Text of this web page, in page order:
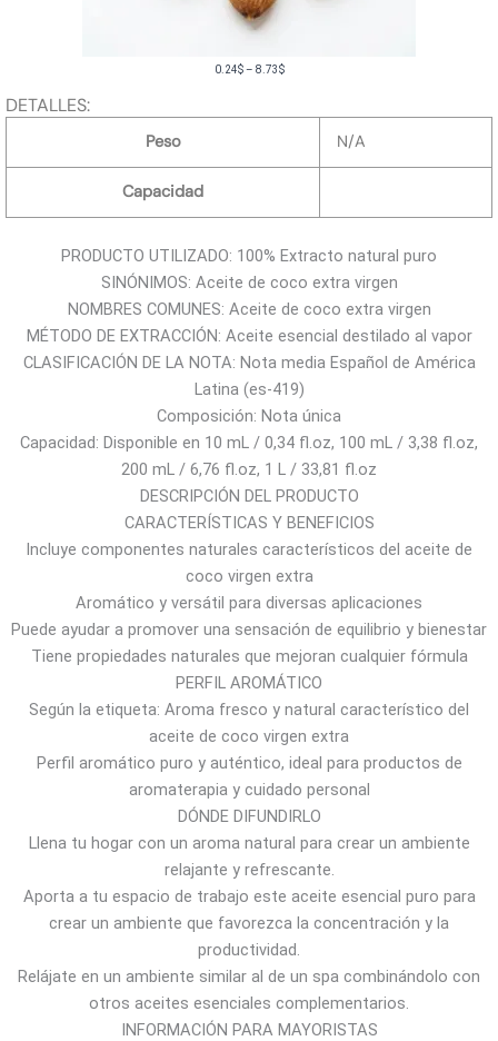
0.24$ – 8.73$R
n
p
r
e
c
i
o
s
:
e
0
.
2
4
$
a
8
.
7
3
$
DETALLES:
Peso N/A
Capacidad
PRODUCTO UTILIZADO: 100% Extracto natural puro
SINÓNIMOS: Aceite de coco extra virgen
NOMBRES COMUNES: Aceite de coco extra virgen
MÉTODO DE EXTRACCIÓN: Aceite esencial destilado al vapor
CLASIFICACIÓN DE LA NOTA: Nota media Español de América
Latina (es-419)
Composición: Nota única
Capacidad: Disponible en 10 mL / 0,34 fl.oz, 100 mL / 3,38 fl.oz,
200 mL / 6,76 fl.oz, 1 L / 33,81 fl.oz
DESCRIPCIÓN DEL PRODUCTO
CARACTERÍSTICAS Y BENEFICIOS
Incluye componentes naturales característicos del aceite de
coco virgen extra
Aromático y versátil para diversas aplicaciones
Puede ayudar a promover una sensación de equilibrio y bienestar
Tiene propiedades naturales que mejoran cualquier fórmula
PERFIL AROMÁTICO
Según la etiqueta: Aroma fresco y natural característico del
aceite de coco virgen extra
Perfil aromático puro y auténtico, ideal para productos de
aromaterapia y cuidado personal
DÓNDE DIFUNDIRLO
Llena tu hogar con un aroma natural para crear un ambiente
relajante y refrescante.
Aporta a tu espacio de trabajo este aceite esencial puro para
crear un ambiente que favorezca la concentración y la
productividad.
Relájate en un ambiente similar al de un spa combinándolo con
otros aceites esenciales complementarios.
INFORMACIÓN PARA MAYORISTAS